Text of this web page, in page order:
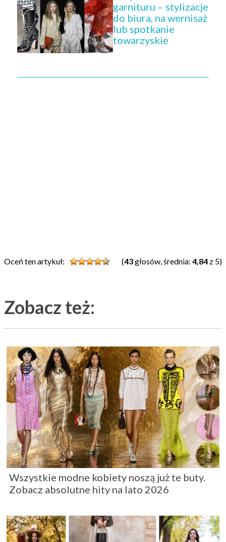
garnituru – stylizacje
do biura, na wernisaż
lub spotkanie
towarzyskie
Oceń ten artykuł: (43głosów, średnia: 4,84 z 5)
Zobacz też:
Wszystkie modne kobiety noszą już te buty.
Zobacz absolutne hity na lato 2026